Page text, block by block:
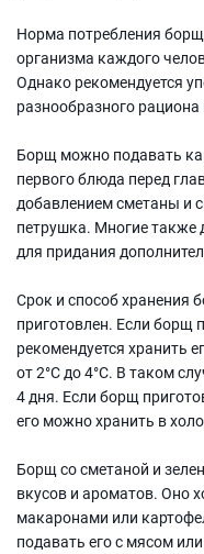
Норма потребления
организма каждого
Однако рекомендуется
разнообразного
Борщ можно подавать
первого блюда перед
добавлением сметаны и
петрушка. Многие также
для придания
Срок и способ хранения
приготовлен. Если борщ
рекомендуется хранить
от 2°C до 4°C. В таком
4 дня. Если борщ
его можно хранить в
Борщ со сметаной и
вкусов и ароматов. Оно
макаронами или
подавать его с мясом